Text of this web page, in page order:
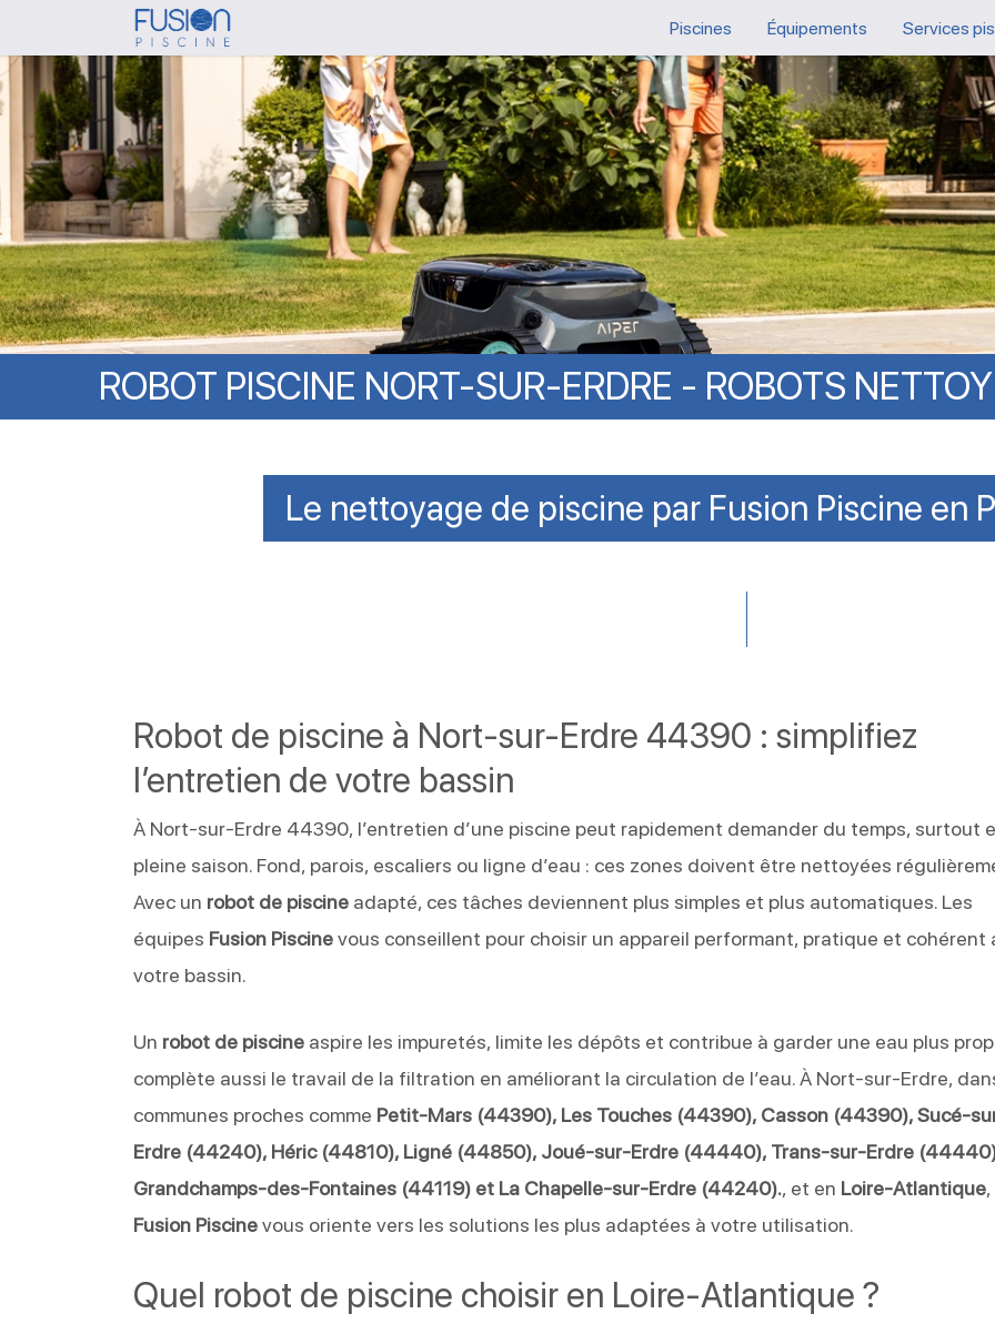
to
main
content
Piscines Équipements Services
ROBOT PISCINE NORT-SUR-ERDRE - ROBOTS
Le nettoyage de piscine par Fusion Piscine en
Robot de piscine à Nort-sur-Erdre 44390 : simplifiez
l’entretien de votre bassin
À Nort-sur-Erdre 44390, l’entretien d’une piscine peut rapidement demander du temps, surtout
pleine saison. Fond, parois, escaliers ou ligne d’eau : ces zones doivent être nettoyées
Avec un robot de piscine adapté, ces tâches deviennent plus simples et plus automatiques. Les
équipes Fusion Piscinevous conseillent pour choisir un appareil performant, pratique et cohérent
votre bassin.
Un robot de piscine aspire les impuretés, limite les dépôts et contribue à garder une eau plus
complète aussi le travail de la filtration en améliorant la circulation de l’eau. À Nort-sur-Erdre,
communes proches comme Petit-Mars (44390), Les Touches (44390), Casson (44390), Sucé-
Erdre (44240), Héric (44810), Ligné (44850), Joué-sur-Erdre (44440), Trans-sur-Erdre
Grandchamps-des-Fontaines (44119) et La Chapelle-sur-Erdre (44240)., et en Loire-Atlantique,
Fusion Piscinevous oriente vers les solutions les plus adaptées à votre utilisation.
Quel robot de piscine choisir en Loire-Atlantique ?